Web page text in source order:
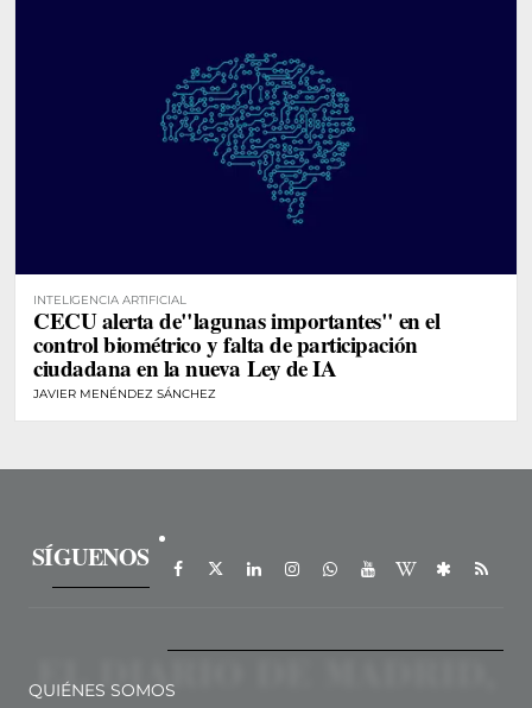
INTELIGENCIA ARTIFICIAL
CECU alerta de"lagunas importantes" en el
control biométrico y falta de participación
ciudadana en la nueva Ley de IA
JAVIER MENÉNDEZ SÁNCHEZ
SÍGUENOS
QUIÉNES SOMOS